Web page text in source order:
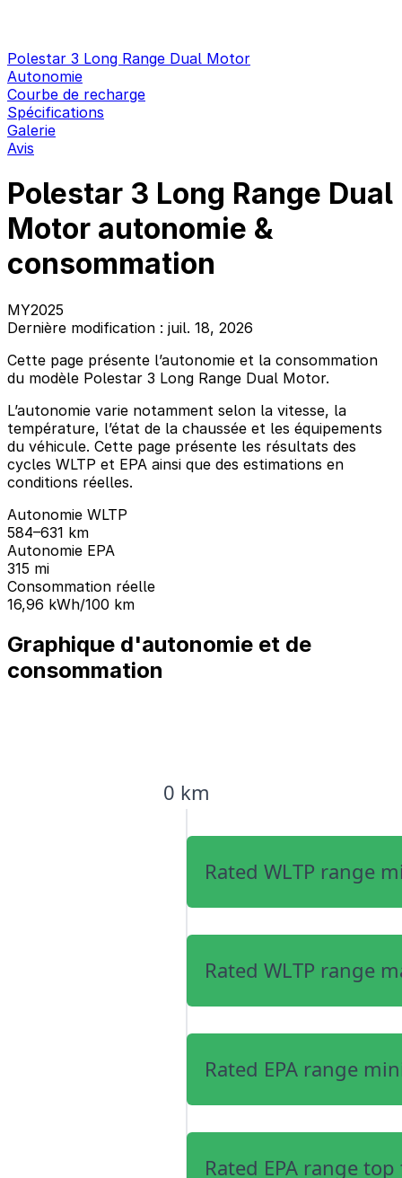
Polestar 3 Long Range Dual Motor
Autonomie
Courbe de recharge
Spécifications
Galerie
Avis
Polestar 3 Long Range Dual
Motor autonomie &
consommation
MY2025
Dernière modification : juil. 18, 2026
Cette page présente l’autonomie et la consommation
du modèle Polestar 3 Long Range Dual Motor.
L’autonomie varie notamment selon la vitesse, la
température, l’état de la chaussée et les équipements
du véhicule. Cette page présente les résultats des
cycles WLTP et EPA ainsi que des estimations en
conditions réelles.
Autonomie WLTP
584–631 km
Autonomie EPA
315 mi
Consommation réelle
16,96 kWh/100 km
Graphique d'autonomie et de
consommation